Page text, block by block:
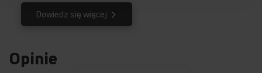
Dowiedz się więcej
Opinie